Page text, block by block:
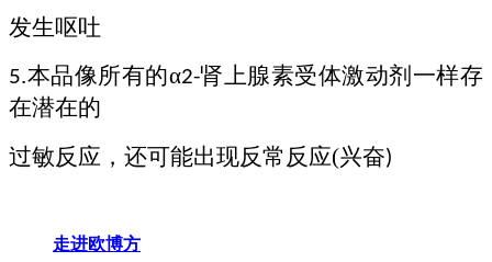
发生呕吐
5.本品像所有的α2-肾上腺素受体激动剂一样存
在潜在的
过敏反应，还可能出现反常反应(兴奋)
走进欧博方